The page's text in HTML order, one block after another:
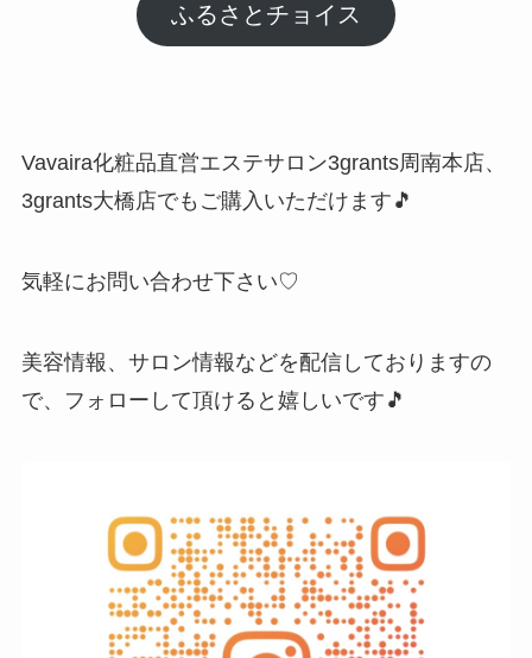
ふるさとチョイス
Vavaira化粧品直営エステサロン3grants周南本店、
3grants大橋店でもご購入いただけます🎵
気軽にお問い合わせ下さい♡
美容情報、サロン情報などを配信しておりますの
で、フォローして頂けると嬉しいです🎵